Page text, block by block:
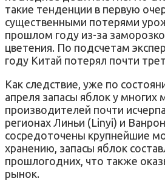
такие тенденции в первую
существенными потерями
прошлом году из-за
цветения. По подсчетам
году Китай потерял почти
Как следствие, уже по
апреля запасы яблок у многих
производителей почти
регионах Линьи (Linyi) и
сосредоточены крупнейшие
хранению, запасы яблок
прошлогодних, что также
рынок.